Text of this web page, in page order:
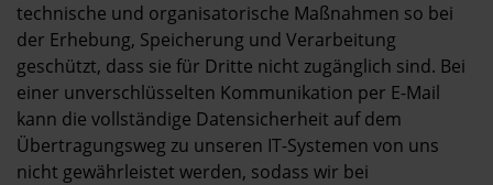
technische und organisatorische Maßnahmen so bei
der Erhebung, Speicherung und Verarbeitung
geschützt, dass sie für Dritte nicht zugänglich sind. Bei
einer unverschlüsselten Kommunikation per E-Mail
kann die vollständige Datensicherheit auf dem
Übertragungsweg zu unseren IT-Systemen von uns
nicht gewährleistet werden, sodass wir bei